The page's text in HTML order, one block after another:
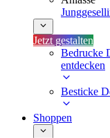
Jetzt gestalten
Bedrucke
entdecken
Besticke
Shoppen